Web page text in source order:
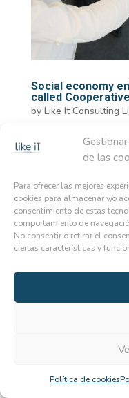
de las
Para ofrecer las mejores
cookies para almacenar y/o
consentimiento de estas
comportamiento de
No consentir o retirar el
ciertas características y
Política de cookies
Social economy
called
by Like It Consulting
When we decide to
there are many more
that Spain is primarily
entity is often
Accesibility
Creado y